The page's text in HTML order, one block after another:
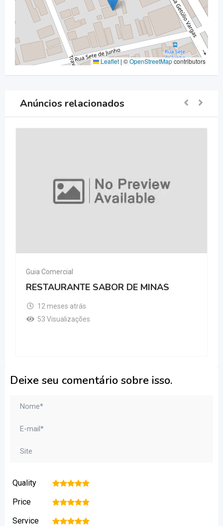
Leaflet | ©OpenStreetMapcontributors
Anúncios relacionados
Guia Comercial
RESTAURANTE SABOR DE MINAS
12 meses atrás
53 Visualizações
Deixe seu comentário sobre isso.
Quality 5
4
3
2
Price 5
4
3
2
Service 5
4
3
2